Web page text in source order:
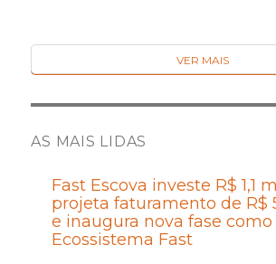
VER MAIS
AS MAIS LIDAS
Fast Escova investe R$ 1,1
projeta faturamento de R$
e inaugura nova fase como
Ecossistema Fast